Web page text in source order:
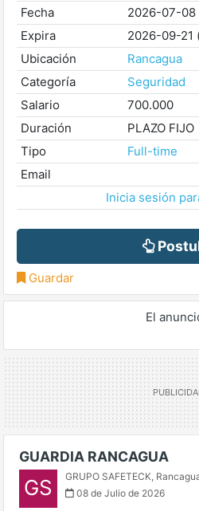
Fecha
2026-07-08
Expira
2026-09-21
Ubicación
Rancagua
Categoría
Seguridad
Salario
700.000
Duración
PLAZO FIJO
Tipo
Full-time
Email
Inicia sesión
Guardar
El
GUARDIA RANCAGUA
GS GRUPO SAFETECK,
08 de Julio de 2026